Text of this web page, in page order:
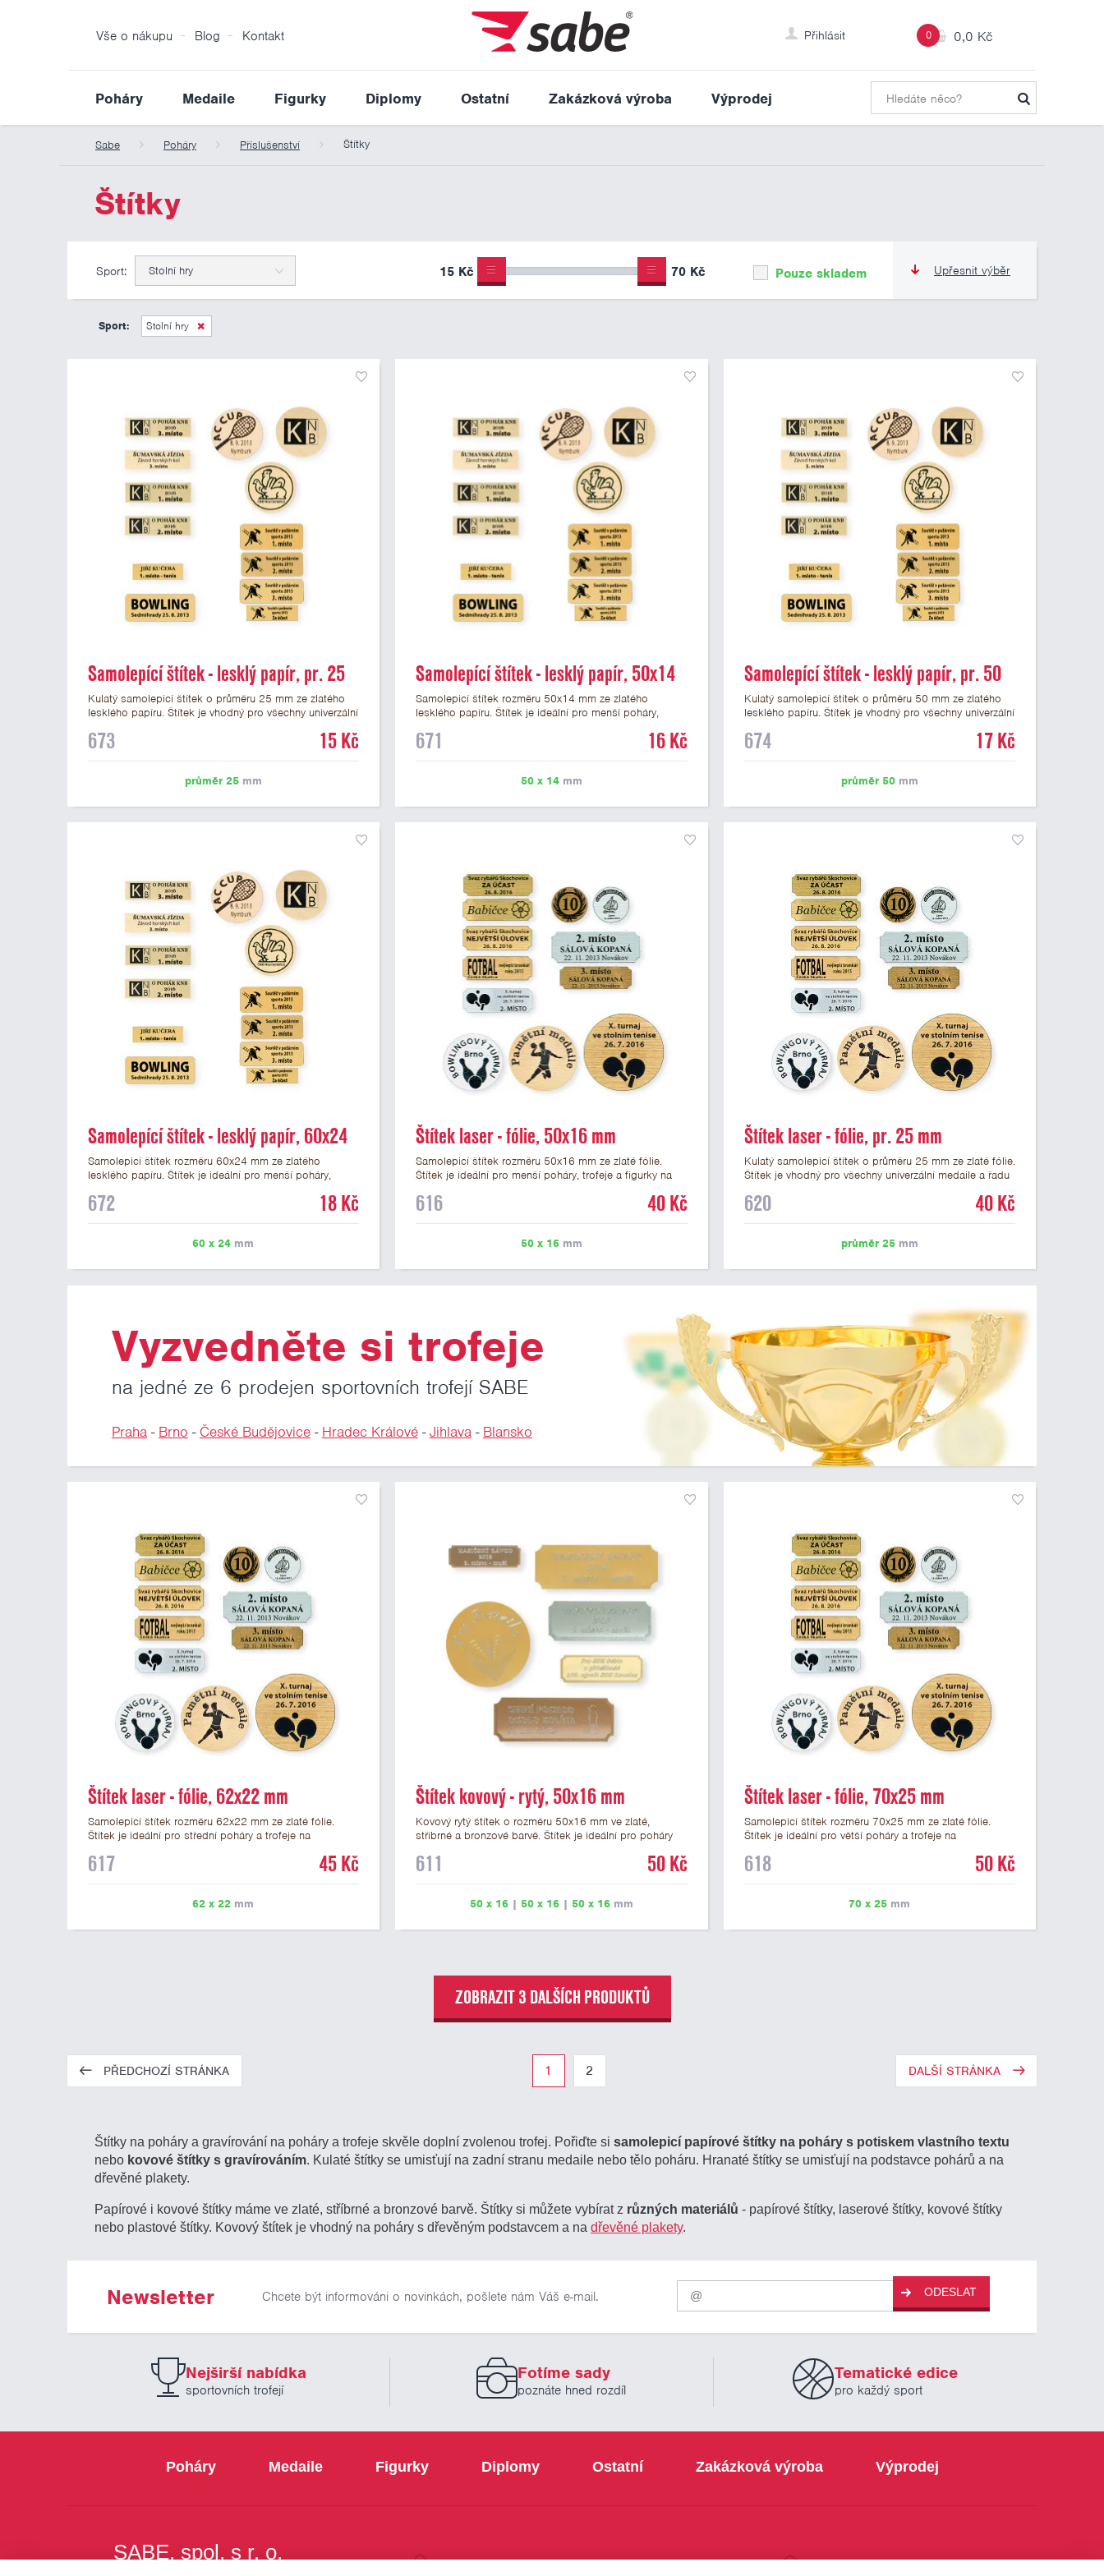
0 0,0 Kč
Přihlásit
Vše o nákupu Blog Kontakt
Poháry Medaile Figurky Diplomy Ostatní Zakázková výroba Výprodej
Sabe Poháry Příslušenství Štítky
Štítky
Upřesnit výběr
Sport: Stolní hry Pouze skladem
15 Kč 70 Kč
Sport: Stolní hry
Samolepící štítek - lesklý papír, pr. 25
mm
Kulatý samolepicí štítek o průměru 25 mm ze zlatého
lesklého papíru. Štítek je vhodný pro všechny univerzální
emblém o průměru 25 mm. Na štítek je možné
přiložit v prvním kroku objednávky.
673 15 Kč
průměr 25mm
Samolepící štítek - lesklý papír, 50x14
mm
Samolepicí štítek rozměru 50x14 mm ze zlatého
lesklého papíru. Štítek je ideální pro menší poháry,
možné vytisknout libovolné logo nebo text. U textu
pro výrobu štítku je možné přiložit v prvním kroku
671 16 Kč
50 x 14mm
Samolepící štítek - lesklý papír, pr. 50
mm
Kulatý samolepicí štítek o průměru 50 mm ze zlatého
lesklého papíru. Štítek je vhodný pro všechny univerzální
emblém o průměru 50 mm. Na štítek je možné
přiložit v prvním kroku objednávky.
674 17 Kč
průměr 50mm
Samolepící štítek - lesklý papír, 60x24
mm
Samolepicí štítek rozměru 60x24 mm ze zlatého
lesklého papíru. Štítek je ideální pro menší poháry,
možné vytisknout libovolné logo nebo text. Potisk štítku
a případné další podklady pro výrobu štítku je možné
672 18 Kč
60 x 24 mm
Štítek laser - fólie, 50x16 mm
Samolepicí štítek rozměru 50x16 mm ze zlaté fólie.
Štítek je ideální pro menší poháry, trofeje a figurky na
vypálit libovolné logo nebo text. U textu doporučujeme
případné další podklady pro výrobu štítku je možné
616 40 Kč
50 x 16mm
Štítek laser - fólie, pr. 25 mm
Kulatý samolepicí štítek o průměru 25 mm ze zlaté fólie.
Štítek je vhodný pro všechny univerzální medaile a řadu
25 mm. Na štítek je možné laserem vypálit logo nebo
620 40 Kč
průměr 25mm
Vyzvedněte si trofeje
na jedné ze 6 prodejen sportovních trofejí SABE
Praha- Brno - České Budějovice- Hradec Králové-Jihlava- Blansko
Štítek laser - fólie, 62x22 mm
Samolepicí štítek rozměru 62x22 mm ze zlaté fólie.
Štítek je ideální pro střední poháry a trofeje na
vypálit libovolné logo nebo text. U textu doporučujeme
případné další podklady pro výrobu štítku je možné
617 45 Kč
62 x 22 mm
Štítek kovový - rytý, 50x16 mm
Kovový rytý štítek o rozměru 50x16 mm ve zlaté,
stříbrné a bronzové barvě. Štítek je ideální pro poháry
možné vyrýt logo nebo text. U textu doporučujeme
další podklady pro výrobu štítku je možné přiložit v
611 50 Kč
50 x 16| 50 x 16| 50 x 16mm
Štítek laser - fólie, 70x25 mm
Samolepicí štítek rozměru 70x25 mm ze zlaté fólie.
Štítek je ideální pro větší poháry a trofeje na
vypálit libovolné logo nebo text. U textu doporučujeme
případné další podklady pro výrobu štítku je možné
618 50 Kč
70 x 25 mm
ZOBRAZIT 3 DALŠÍCH PRODUKTŮ
PŘEDCHOZÍ STRÁNKA 1 2 DALŠÍ STRÁNKA
Štítky na poháry a gravírování na poháry a trofeje skvěle doplní zvolenou trofej. Pořiďte si samolepicí papírové štítky na poháry s potiskem vlastního textu
nebo kovové štítky s gravírováním. Kulaté štítky se umisťují na zadní stranu medaile nebo tělo poháru. Hranaté štítky se umisťují na podstavce pohárů a na
dřevěné plakety.
Papírové i kovové štítky máme ve zlaté, stříbrné a bronzové barvě. Štítky si můžete vybírat z různých materiálů - papírové štítky, laserové štítky, kovové štítky
nebo plastové štítky. Kovový štítek je vhodný na poháry s dřevěným podstavcem a na dřevěné plakety.
Newsletter Chcete být informováni o novinkách, pošlete nám Váš e-mail.
Pro
odběr
našich
novinek
ODESLAT
Nejširší nabídka
sportovních trofejí
Fotíme sady
poznáte hned rozdíl
Tematické edice
pro každý sport
Poháry Medaile Figurky Diplomy Ostatní Zakázková výroba Výprodej
SABE, spol. s r. o.